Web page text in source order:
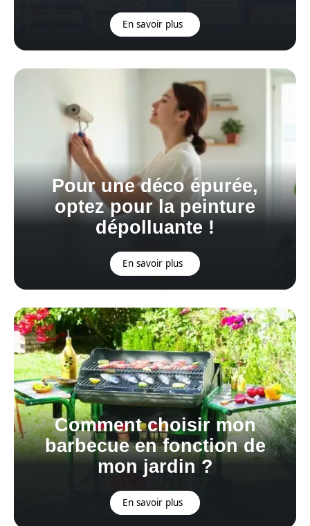
En savoir plus
Pour une déco épurée,
optez pour la peinture
dépolluante !
En savoir plus
Comment choisir mon
barbecue en fonction de
mon jardin ?
En savoir plus